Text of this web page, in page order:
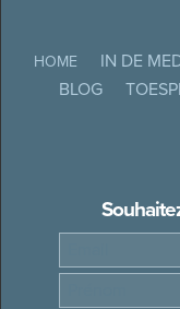
HOME IN DE
BLOG